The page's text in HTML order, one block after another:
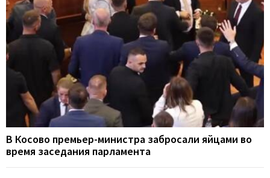
В Косово премьер-министра забросали яйцами во
время заседания парламента